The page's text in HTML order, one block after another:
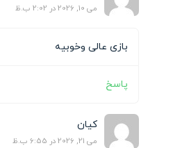
می 10, 2026 در 2:02 ب.ظ
بازی عالی وخوبیه
پاسخ
کیان
می 21, 2026 در 6:55 ب.ظ